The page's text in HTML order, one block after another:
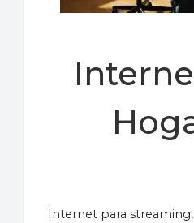
Internet para